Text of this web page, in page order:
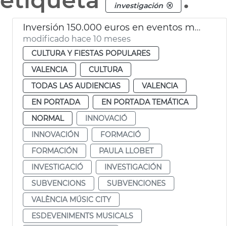
investigación
Inversión 150.000 euros en eventos musicales de València Music City
modificado hace 10 meses
CULTURA Y FIESTAS POPULARES
VALENCIA
CULTURA
TODAS LAS AUDIENCIAS
VALENCIA
EN PORTADA
EN PORTADA TEMÁTICA
NORMAL
INNOVACIÓ
INNOVACIÓN
FORMACIÓ
FORMACIÓN
PAULA LLOBET
INVESTIGACIÓ
INVESTIGACIÓN
SUBVENCIONS
SUBVENCIONES
VALÈNCIA MÚSIC CITY
ESDEVENIMENTS MUSICALS